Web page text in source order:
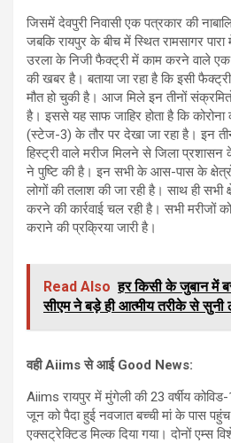
जिसमें देवपुरी निवासी एक पत्रकार की
जबकि रायपुर के बीच में स्थित रामसागर
उरला के निजी फैक्ट्री में काम करने वाले एक
की खबर है। बताया जा रहा है कि इसी
मौत हो चुकी है। आज मिले इन तीनों
है। इससे यह साफ जाहिर होता है कि कोरोना
(स्टेज-3) के तौर पर देखा जा रहा है। इन
हिस्ट्री वाले मरीज मिलने से जिला
ने पुष्टि की है। इन सभी के आस-पास के
लोगों की तलाश की जा रही है। साथ ही
करने की कार्रवाई चल रही है। सभी मरीजों
कराने की प्रक्रिया जारी है।
Read Also हर किसी के जुबान में
सीएम ने बड़े ही आत्मीय तरीके से सुनी
वही Aiims से आई Good News:
Aiims रायपुर में मुंगेली की 23 वर्षीय
जून को पैदा हुई नवजात बच्ची मां के पास
एक्सट्रेक्टिड मिल्क दिया गया। दोनों एम्स